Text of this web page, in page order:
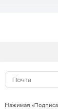
Нажимая